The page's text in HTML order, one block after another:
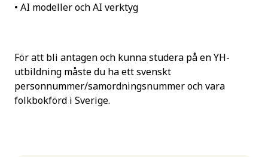
• AI modeller och AI verktyg
För att bli antagen och kunna studera på en YH-
utbildning måste du ha ett svenskt
personnummer/samordningsnummer och vara
folkbokförd i Sverige.